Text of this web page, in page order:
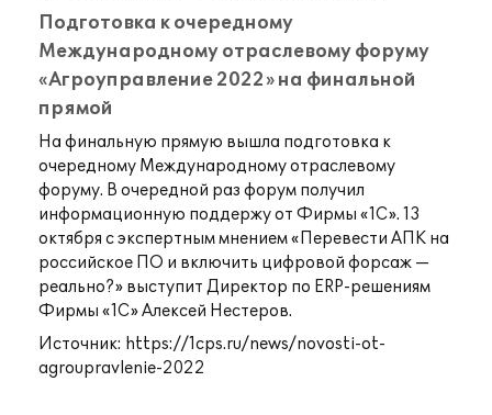
Подготовка к очередному
Международному отраслевому форуму
«Агроуправление 2022» на финальной
прямой
На финальную прямую вышла подготовка к
очередному Международному отраслевому
форуму. В очередной раз форум получил
информационную поддержу от Фирмы «1С». 13
октября с экспертным мнением «Перевести АПК на
российское ПО и включить цифровой форсаж —
реально?» выступит Директор по ERP-решениям
Фирмы «1С» Алексей Нестеров.
Источник: https://1cps.ru/news/novosti-ot-
agroupravlenie-2022